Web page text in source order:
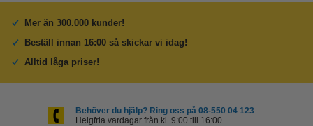
Mer än 300.000 kunder!
Beställ innan 16:00 så skickar vi idag!
Alltid låga priser!
Behöver du hjälp? Ring oss på 08-550 04 123
Helgfria vardagar från kl. 9:00 till 16:00